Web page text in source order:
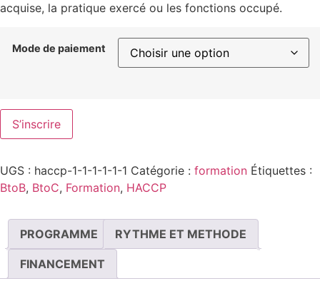
acquise, la pratique exercé ou les fonctions occupé.
Mode de paiement
S’inscrire
UGS : haccp-1-1-1-1-1-1 Catégorie : formation Étiquettes :
BtoB, BtoC, Formation, HACCP
PROGRAMME RYTHME ET METHODE
FINANCEMENT